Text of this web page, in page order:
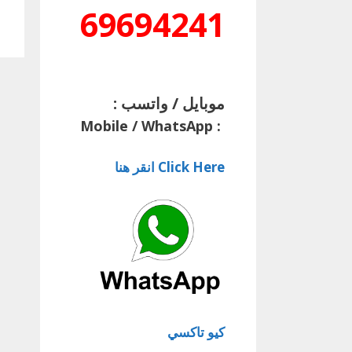
69694241
موبايل / واتسب :
:
Mobile / WhatsApp
Click Here انقر هنا
كيو تاكسي